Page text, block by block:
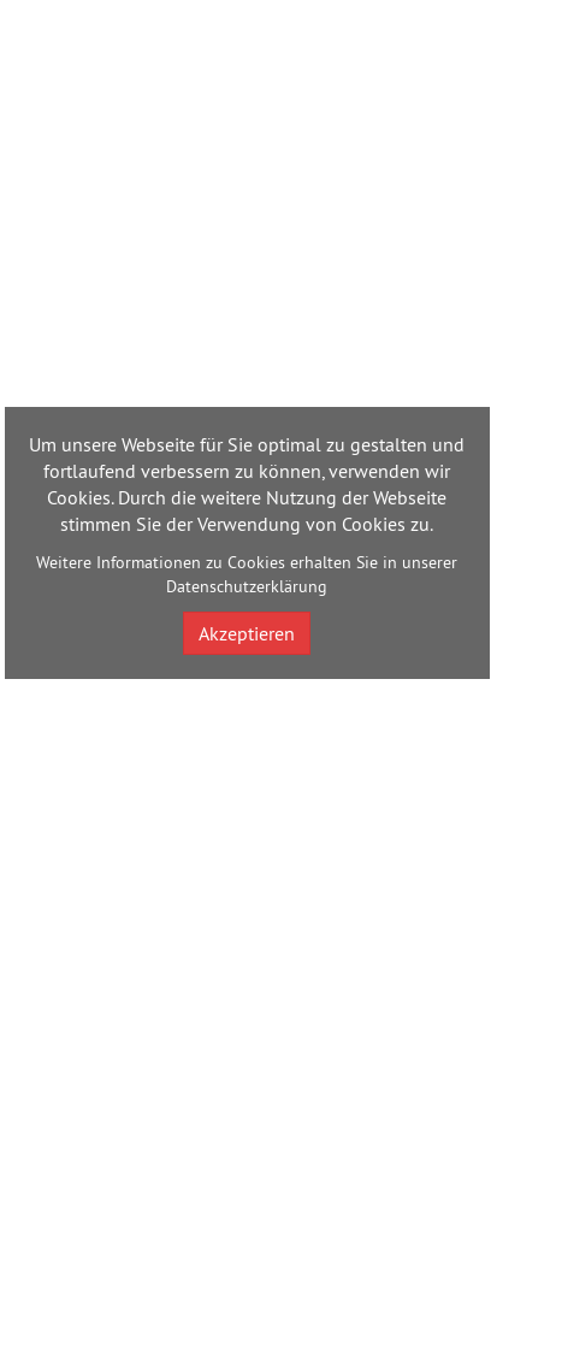
Um unsere Webseite für Sie optimal zu gestalten und
fortlaufend verbessern zu können, verwenden wir
Cookies. Durch die weitere Nutzung der Webseite
stimmen Sie der Verwendung von Cookies zu.
Weitere Informationen zu Cookies erhalten Sie in unserer
Datenschutzerklärung
Akzeptieren